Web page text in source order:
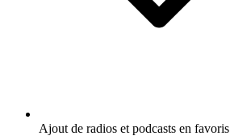
Ajout de radios et podcasts en favoris